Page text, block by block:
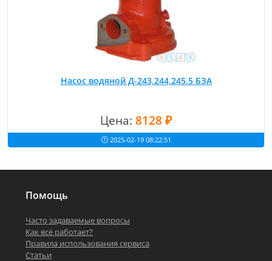
Насос водяной Д-243,244,245.5 БЗА
Цена: 8128 ₽
2025-02-19 08:22:51
Помощь
Часто задаваемые вопросы
Как всё работает?
Правила использования сервиса
Статьи